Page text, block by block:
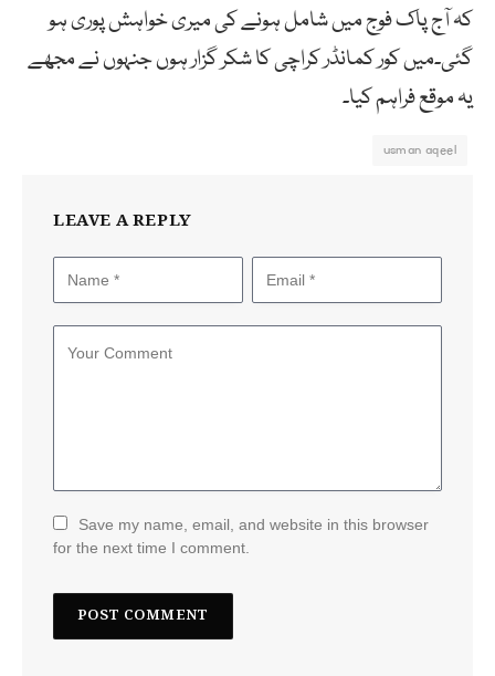
کہ آج پاک فوج میں شامل ہونے کی میری خواہش پوری ہو
گئی۔میں کور کمانڈر کراچی کا شکر گزار ہوں جنہوں نے مجھے
یہ موقع فراہم کیا۔
usman aqeel
LEAVE A REPLY
Save my name, email, and website in this browser
for the next time I comment.